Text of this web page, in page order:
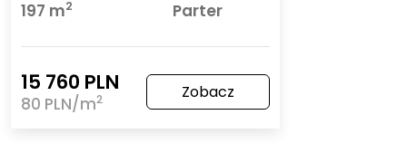
197 m2
Parter
15 760 PLN
80 PLN/m2 Zobacz